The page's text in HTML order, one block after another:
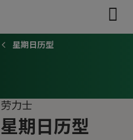
星期日历型
劳力士
星期日历型